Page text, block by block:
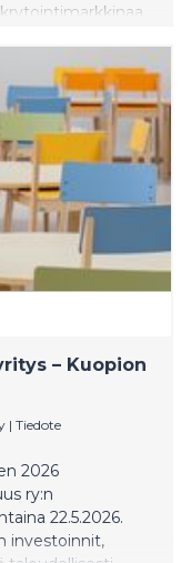
– Kuopion
| Tiedote
2026
ry:n
22.5.2026.
investoinnit,